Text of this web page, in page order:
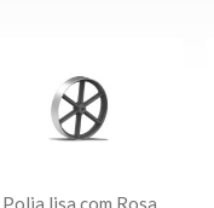
Polia lisa com Rosa